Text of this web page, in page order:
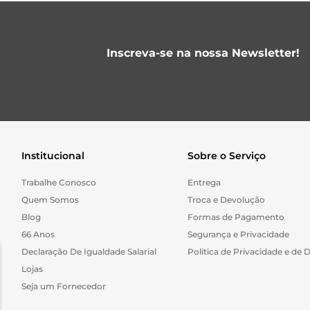
Inscreva-se na nossa Newsletter!
Institucional
Trabalhe Conosco
Quem Somos
Blog
66 Anos
Declaração De Igualdade Salarial
Lojas
Seja um Fornecedor
Sobre o Serviço
Entrega
Troca e Devolução
Formas de Pagamento
Segurança e Privacidade
Politica de Privacidade e de